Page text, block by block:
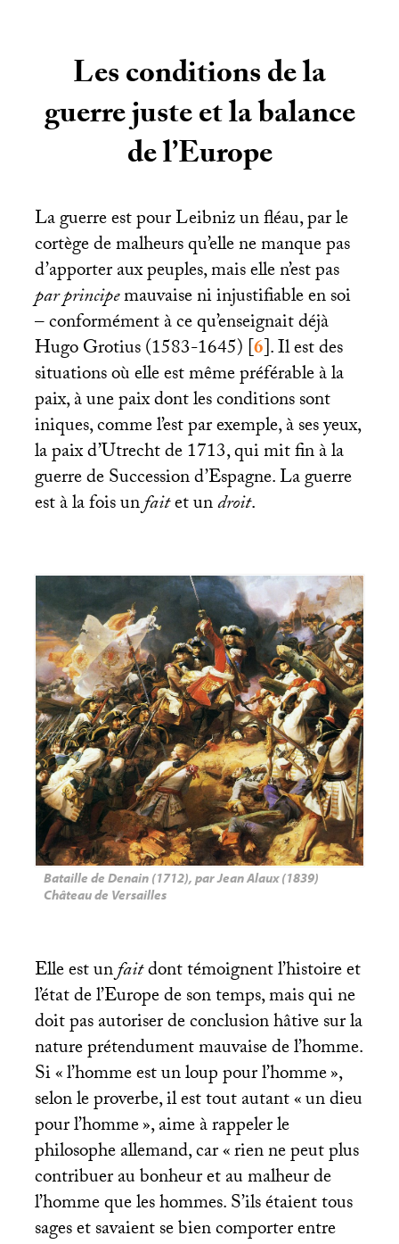
Les conditions de la
guerre juste et la balance
de l’Europe
La guerre est pour Leibniz un fléau, par le
cortège de malheurs qu’elle ne manque pas
d’apporter aux peuples, mais elle n’est pas
par principemauvaise ni injustifiable en soi
– conformément à ce qu’enseignait déjà
Hugo Grotius (1583-1645)[6]. Il est des
situations où elle est même préférable à la
paix, à une paix dont les conditions sont
iniques, comme l’est par exemple, à ses yeux,
la paix d’Utrecht de 1713, qui mit fin à la
guerre de Succession d’Espagne. La guerre
est à la fois unfaitet undroit.
Bataille de Denain (1712), par Jean Alaux (1839)
Château de Versailles
Elle est unfaitdont témoignent l’histoire et
l’état de l’Europe de son temps, mais qui ne
doit pas autoriser de conclusion hâtive sur la
nature prétendument mauvaise de l’homme.
Si «l’homme est un loup pour l’homme»,
selon le proverbe, il est tout autant «un dieu
pour l’homme», aime à rappeler le
philosophe allemand, car «rien ne peut plus
contribuer au bonheur et au malheur de
l’homme que les hommes. S’ils étaient tous
sages et savaient se bien comporter entre